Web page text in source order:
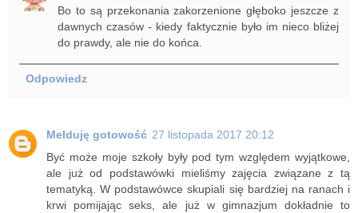
Bo to są przekonania zakorzenione głęboko jeszcze z
dawnych czasów - kiedy faktycznie było im nieco bliżej
do prawdy, ale nie do końca.
Odpowiedz
Melduję gotowość 27 listopada 2017 20:12
Być może moje szkoły były pod tym względem wyjątkowe,
ale już od podstawówki mieliśmy zajęcia związane z tą
tematyką. W podstawówce skupiali się bardziej na ranach i
krwi pomijając seks, ale już w gimnazjum dokładnie to